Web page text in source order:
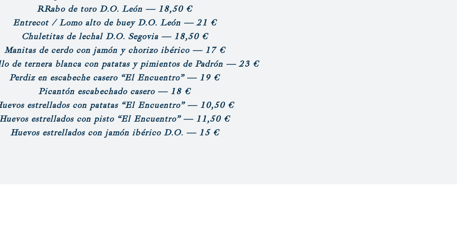
RRabo de toro D.O. León — 18,50 €
Entrecot / Lomo alto de buey D.O. León— 21 €
Chuletitas de lechal D.O. Segovia— 18,50 €
Manitas de cerdo con jamón y chorizo ibérico— 17 €
de ternera blanca con patatas y pimientos de Padrón— 23 €
Perdiz en escabeche casero “El Encuentro”— 19 €
Picantón escabechado casero— 18 €
estrellados con patatas “El Encuentro”— 10,50 €
estrellados con pisto “El Encuentro”— 11,50 €
Huevos estrellados con jamón ibérico D.O. — 15 €